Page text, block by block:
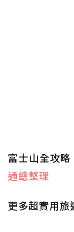
富士山全攻略
通總整理
更多超實用旅